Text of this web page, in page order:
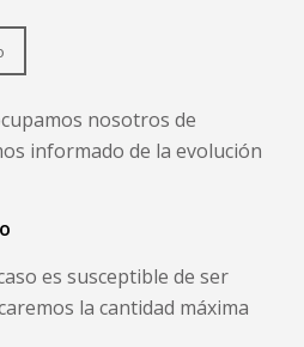
nosotros de
informado de la evolución
es susceptible de ser
la cantidad máxima